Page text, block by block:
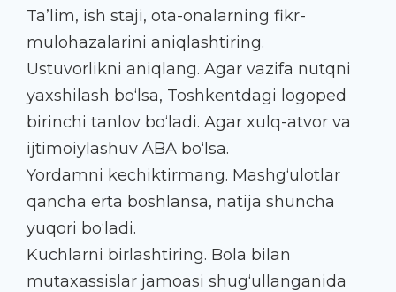
Ta’lim, ish staji, ota-onalarning fikr-
mulohazalarini aniqlashtiring.
Ustuvorlikni aniqlang. Agar vazifa nutqni
yaxshilash bo‘lsa, Toshkentdagi logoped
birinchi tanlov bo‘ladi. Agar xulq-atvor va
ijtimoiylashuv ABA bo‘lsa.
Yordamni kechiktirmang. Mashg‘ulotlar
qancha erta boshlansa, natija shuncha
yuqori bo‘ladi.
Kuchlarni birlashtiring. Bola bilan
mutaxassislar jamoasi shug‘ullanganida